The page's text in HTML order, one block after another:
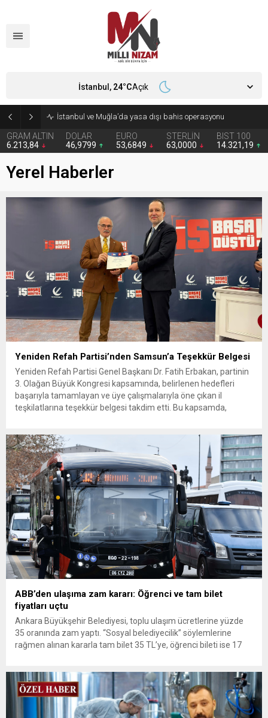
İstanbul ve Muğla’da yasa dışı bahis operasyonu
GRAM ALTIN
6.213,84
DOLAR
46,9799
EURO
53,6849
STERLİN
63,0000
BIST 100
14.321,19
İstanbul, 24°CAçık
Yerel Haberler
Yeniden Refah Partisi’nden Samsun’a Teşekkür Belgesi
Yeniden Refah Partisi Genel Başkanı Dr. Fatih Erbakan, partinin
3. Olağan Büyük Kongresi kapsamında, belirlenen hedefleri
başarıyla tamamlayan ve üye çalışmalarıyla öne çıkan il
teşkilatlarına teşekkür belgesi takdim etti. Bu kapsamda,
belgesine layık görüldü. Samsun adına...
ABB’den ulaşıma zam kararı: Öğrenci ve tam bilet
fiyatları uçtu
Ankara Büyükşehir Belediyesi, toplu ulaşım ücretlerine yüzde
35 oranında zam yaptı. “Sosyal belediyecilik” söylemlerine
rağmen alınan kararla tam bilet 35 TL’ye, öğrenci bileti ise 17
mücadelesi veren vatandaşlara bir kötü haber de Ankara
Büyükşehir Belediyesi’nden (ABB)...